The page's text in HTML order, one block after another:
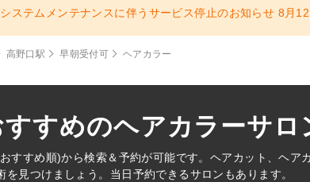
システムメンテナンスに伴うサービス停止のお知らせ 8月
高野口駅 早朝受付可 ヘアカラー
すめのヘアカラーサロ
すすめ順)から検索＆予約が可能です。ヘアカット、ヘ
見つけましょう。当日予約できるサロンもあります。